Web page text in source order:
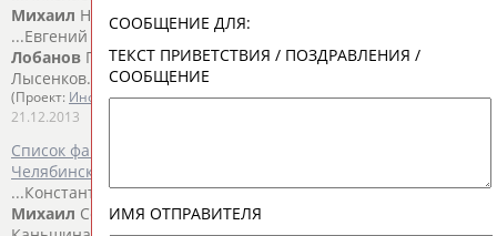
Михаил Николаевич Омельченко Наталья Александровна ...
...Евгений Адольфович Лифанова Анна-Билара Сергеевна
Лобанов Павел Леонидович Лобов Иван Викторович
Лысенков...
(Проект: Информационное агентство СТАДИОН)
21.12.2013
Список факелоносцев эстафеты олимпийского огня в
Челябинске
...Константин Петрович Калмык Ян Сергеевич Кальдин
Михаил Семенович Кальянов Антон Валерьевич
СООБЩЕНИЕ ДЛЯ:
ТЕКСТ ПРИВЕТСТВИЯ / ПОЗДРАВЛЕНИЯ /
СООБЩЕНИЕ
ИМЯ ОТПРАВИТЕЛЯ